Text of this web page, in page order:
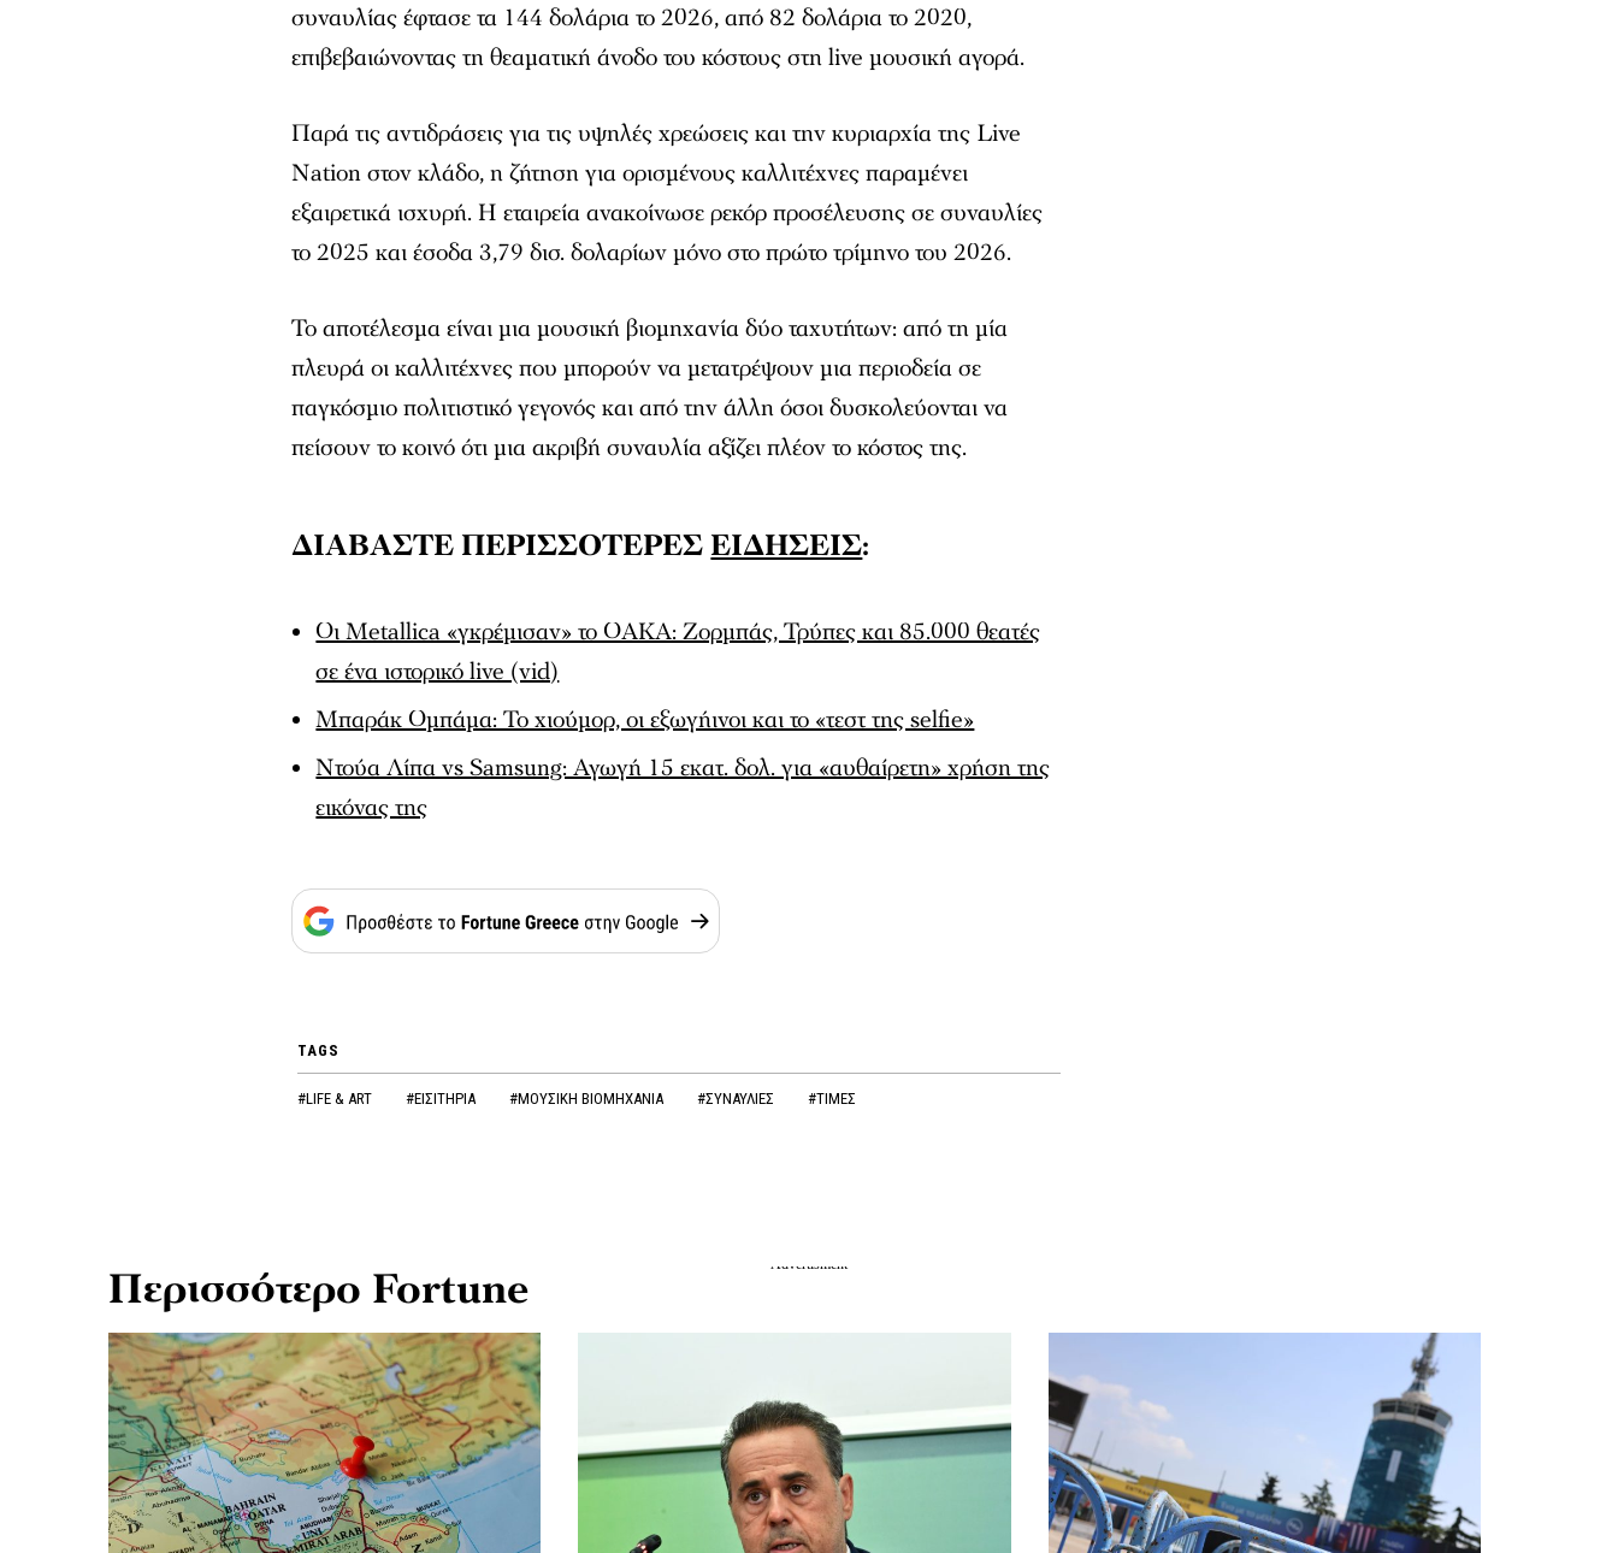
συναυλίας έφτασε τα 144 δολάρια το 2026, από 82 δολάρια το 2020,
επιβεβαιώνοντας τη θεαματική άνοδο του κόστους στη live μουσική αγορά.
Παρά τις αντιδράσεις για τις υψηλές χρεώσεις και την κυριαρχία της Live
Nation στον κλάδο, η ζήτηση για ορισμένους καλλιτέχνες παραμένει
εξαιρετικά ισχυρή. Η εταιρεία ανακοίνωσε ρεκόρ προσέλευσης σε συναυλίες
το 2025 και έσοδα 3,79 δισ. δολαρίων μόνο στο πρώτο τρίμηνο του 2026.
Το αποτέλεσμα είναι μια μουσική βιομηχανία δύο ταχυτήτων: από τη μία
πλευρά οι καλλιτέχνες που μπορούν να μετατρέψουν μια περιοδεία σε
παγκόσμιο πολιτιστικό γεγονός και από την άλλη όσοι δυσκολεύονται να
πείσουν το κοινό ότι μια ακριβή συναυλία αξίζει πλέον το κόστος της.
ΔΙΑΒΑΣΤΕ ΠΕΡΙΣΣΟΤΕΡΕΣ ΕΙΔΗΣΕΙΣ:
Οι Metallica «γκρέμισαν» το ΟΑΚΑ: Ζορμπάς, Τρύπες και 85.000 θεατές
σε ένα ιστορικό live (vid)
Μπαράκ Ομπάμα: Το χιούμορ, οι εξωγήινοι και το «τεστ της selfie»
Ντούα Λίπα vs Samsung: Αγωγή 15 εκατ. δολ. για «αυθαίρετη» χρήση της
εικόνας της
TAGS
#LIFE & ART #ΕΙΣΙΤΗΡΙΑ #ΜΟΥΣΙΚΗ ΒΙΟΜΗΧΑΝΙΑ #ΣΥΝΑΥΛΙΕΣ #ΤΙΜΕΣ
Περισσότερο Fortune